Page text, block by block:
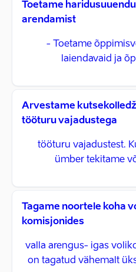
Toetame
arendamist
- Toetame
laiendavaid ja
Arvestame
tööturu vajadustega
tööturu vajadustest.
ümber tekitame
Tagame noortele koha
komisjonides
valla arengus- igas
on tagatud vähemalt